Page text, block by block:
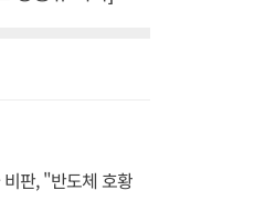
판, "반도체 호황